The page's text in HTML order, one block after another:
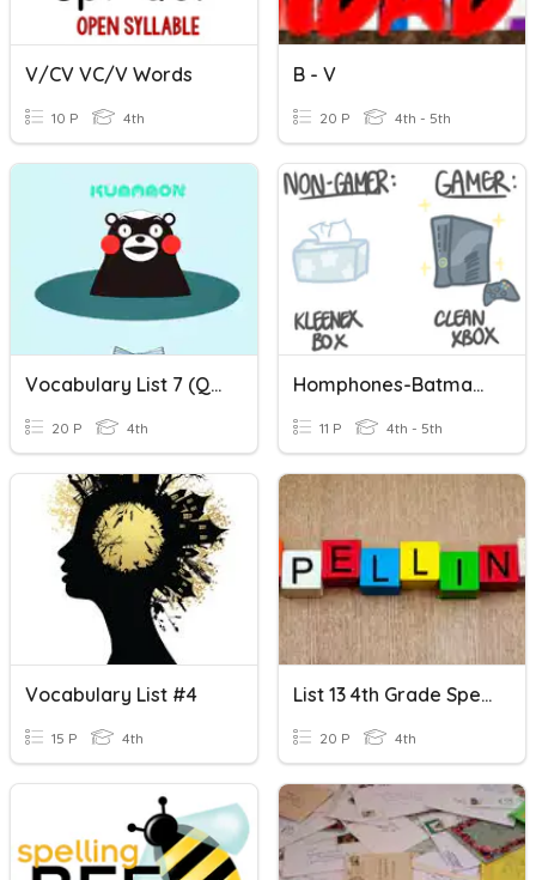
V/CV VC/V Words
10 P 4th
B - V
20 P 4th - 5th
Vocabulary List 7 (Quiz)
20 P 4th
Homphones-Batman List
11 P 4th - 5th
Vocabulary List #4
15 P 4th
List 13 4th Grade Spelling
20 P 4th